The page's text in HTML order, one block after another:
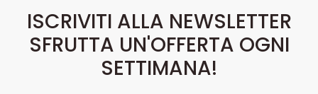
ISCRIVITI ALLA NEWSLETTER
SFRUTTA UN'OFFERTA OGNI
SETTIMANA!